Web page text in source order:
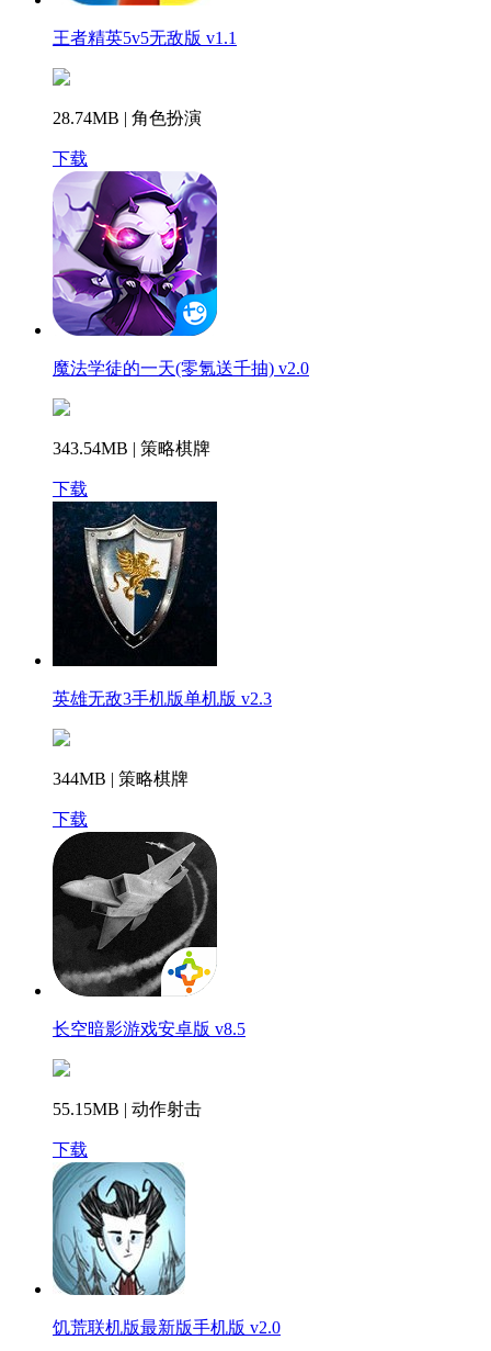
王者精英5v5无敌版 v1.1
28.74MB | 角色扮演
下载
魔法学徒的一天(零氪送千抽) v2.0
343.54MB | 策略棋牌
下载
英雄无敌3手机版单机版 v2.3
344MB | 策略棋牌
下载
长空暗影游戏安卓版 v8.5
55.15MB | 动作射击
下载
饥荒联机版最新版手机版 v2.0